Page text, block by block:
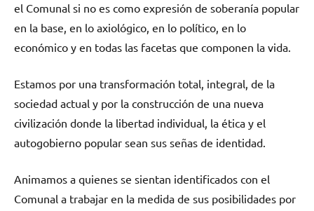
el Comunal si no es como expresión de soberanía popular
en la base, en lo axiológico, en lo político, en lo
económico y en todas las facetas que componen la vida.
Estamos por una transformación total, integral, de la
sociedad actual y por la construcción de una nueva
civilización donde la libertad individual, la ética y el
autogobierno popular sean sus señas de identidad.
Animamos a quienes se sientan identificados con el
Comunal a trabajar en la medida de sus posibilidades por